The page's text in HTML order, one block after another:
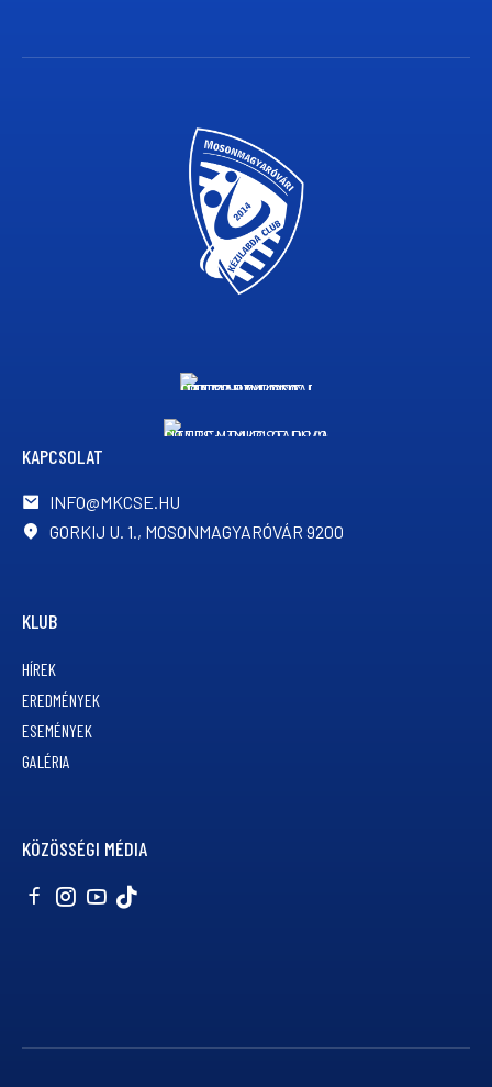
KAPCSOLAT
INFO@MKCSE.HU
GORKIJ U. 1., MOSONMAGYARÓVÁR 9200
KLUB
HÍREK
EREDMÉNYEK
ESEMÉNYEK
GALÉRIA
KÖZÖSSÉGI MÉDIA